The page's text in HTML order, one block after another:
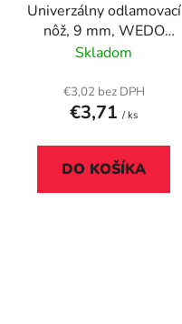
Univerzálny odlamovací
nôž, 9 mm, WEDO
"Soft-cut", modrá/čierna
Skladom
€3,02 bez DPH
€3,71 / ks
DO KOŠÍKA